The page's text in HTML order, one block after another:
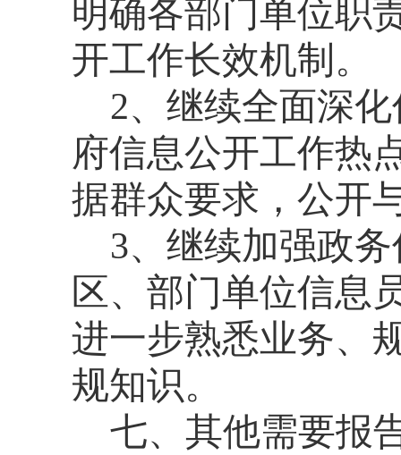
明确各部门单位职
开工作长效机制。
2、继续全面深
府信息公开工作热
据群众要求，公开
3、继续加强政
区、部门单位信息
进一步熟悉业务、
规知识。
七、其他需要报